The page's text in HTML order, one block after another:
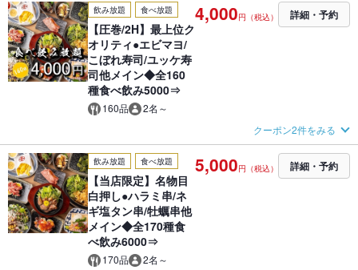
飲み放題 食べ放題
【圧巻/2H】最上位ク
オリティ●エビマヨ/
こぼれ寿司/ユッケ寿
司他メイン◆全160
種食べ飲み5000⇒
160品 2名～
4,000円（税込） 詳細・予約
クーポン2件をみる
飲み放題 食べ放題
【当店限定】名物目
白押し●ハラミ串/ネ
ギ塩タン串/牡蠣串他
メイン◆全170種食
べ飲み6000⇒
170品 2名～
5,000円（税込） 詳細・予約